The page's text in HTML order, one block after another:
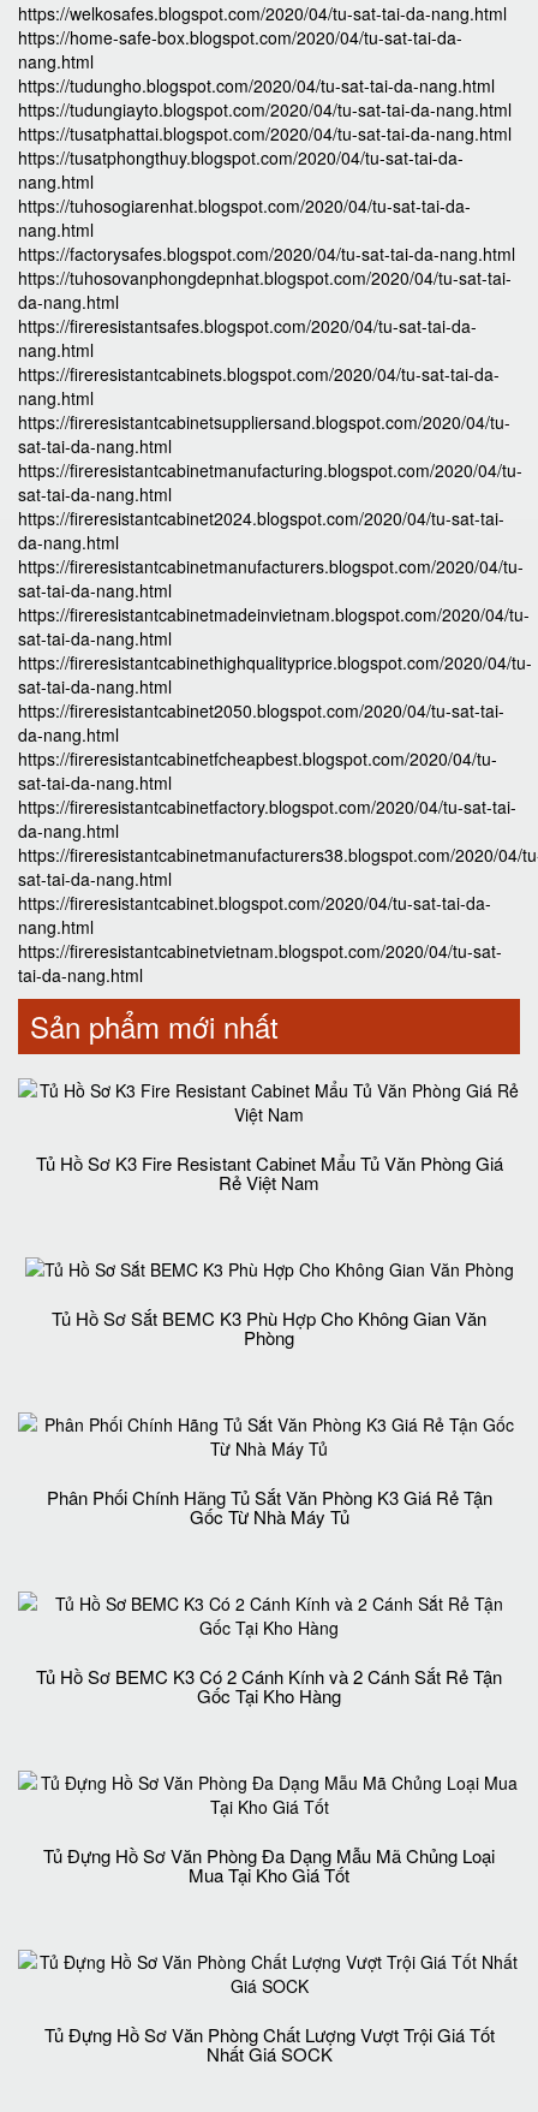
https://welkosafes.blogspot.com/2020/04/tu-sat-tai-da-nang.html
https://home-safe-box.blogspot.com/2020/04/tu-sat-tai-da-
nang.html
https://tudungho.blogspot.com/2020/04/tu-sat-tai-da-nang.html
https://tudungiayto.blogspot.com/2020/04/tu-sat-tai-da-nang.html
https://tusatphattai.blogspot.com/2020/04/tu-sat-tai-da-nang.html
https://tusatphongthuy.blogspot.com/2020/04/tu-sat-tai-da-
nang.html
https://tuhosogiarenhat.blogspot.com/2020/04/tu-sat-tai-da-
nang.html
https://factorysafes.blogspot.com/2020/04/tu-sat-tai-da-nang.html
https://tuhosovanphongdepnhat.blogspot.com/2020/04/tu-sat-tai-
da-nang.html
https://fireresistantsafes.blogspot.com/2020/04/tu-sat-tai-da-
nang.html
https://fireresistantcabinets.blogspot.com/2020/04/tu-sat-tai-da-
nang.html
https://fireresistantcabinetsuppliersand.blogspot.com/2020/04/tu-
sat-tai-da-nang.html
https://fireresistantcabinetmanufacturing.blogspot.com/2020/04/tu-
sat-tai-da-nang.html
https://fireresistantcabinet2024.blogspot.com/2020/04/tu-sat-tai-
da-nang.html
https://fireresistantcabinetmanufacturers.blogspot.com/2020/04/tu-
sat-tai-da-nang.html
https://fireresistantcabinetmadeinvietnam.blogspot.com/2020/04/tu-
sat-tai-da-nang.html
https://fireresistantcabinethighqualityprice.blogspot.com/2020/04/tu-
sat-tai-da-nang.html
https://fireresistantcabinet2050.blogspot.com/2020/04/tu-sat-tai-
da-nang.html
https://fireresistantcabinetfcheapbest.blogspot.com/2020/04/tu-
sat-tai-da-nang.html
https://fireresistantcabinetfactory.blogspot.com/2020/04/tu-sat-tai-
da-nang.html
https://fireresistantcabinetmanufacturers38.blogspot.com/2020/04/
sat-tai-da-nang.html
https://fireresistantcabinet.blogspot.com/2020/04/tu-sat-tai-da-
nang.html
https://fireresistantcabinetvietnam.blogspot.com/2020/04/tu-sat-
tai-da-nang.html
Sản phẩm mới nhất
Tủ Hồ Sơ K3 Fire Resistant Cabinet Mẩu Tủ Văn Phòng Giá
Rẻ Việt Nam
Tủ Hồ Sơ Sắt BEMC K3 Phù Hợp Cho Không Gian Văn
Phòng
Phân Phối Chính Hãng Tủ Sắt Văn Phòng K3 Giá Rẻ Tận
Gốc Từ Nhà Máy Tủ
Tủ Hồ Sơ BEMC K3 Có 2 Cánh Kính và 2 Cánh Sắt Rẻ Tận
Gốc Tại Kho Hàng
Tủ Đựng Hồ Sơ Văn Phòng Đa Dạng Mẫu Mã Chủng Loại
Mua Tại Kho Giá Tốt
Tủ Đựng Hồ Sơ Văn Phòng Chất Lượng Vượt Trội Giá Tốt
Nhất Giá SOCK